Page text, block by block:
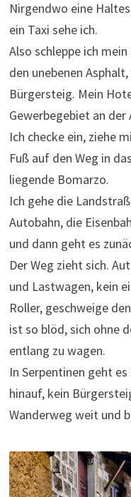
Nirgendwo eine
ein Taxi sehe ich.
Also schleppe ich
den unebenen
Bürgersteig. Mein
Gewerbegebiet an
Ich checke ein, ziehe
Fuß auf den Weg in
liegende Bomarzo.
Ich gehe die
Autobahn, die
und dann geht es
Der Weg zieht sich.
und Lastwagen, kein
Roller, geschweige
ist so blöd, sich ohne
entlang zu wagen.
In Serpentinen geht
hinauf, kein
Wanderweg weit und